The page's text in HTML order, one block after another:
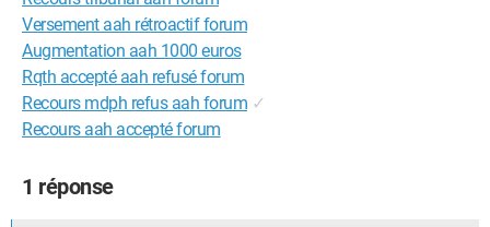
Versement aah rétroactif forum
Augmentation aah 1000 euros
Rqth accepté aah refusé forum
Recours mdph refus aah forum ✓
Recours aah accepté forum
1 réponse